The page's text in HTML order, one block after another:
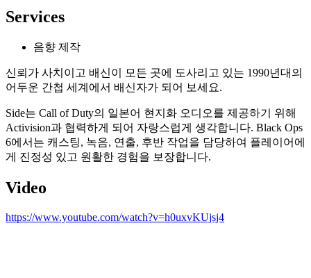
Services
음향 제작
신뢰가 사치이고 배신이 모든 곳에 도사리고 있는 1990년대의
어두운 간첩 세계에서 배신자가 되어 보세요.
Side는 Call of Duty의 일본어 현지화 오디오를 제공하기 위해
Activision과 협력하게 되어 자랑스럽게 생각합니다. Black Ops
6에서는 캐스팅, 녹음, 연출, 후반 작업을 담당하여 플레이어에
게 진정성 있고 원활한 경험을 보장합니다.
Video
https://www.youtube.com/watch?v=h0uxvKUjsj4